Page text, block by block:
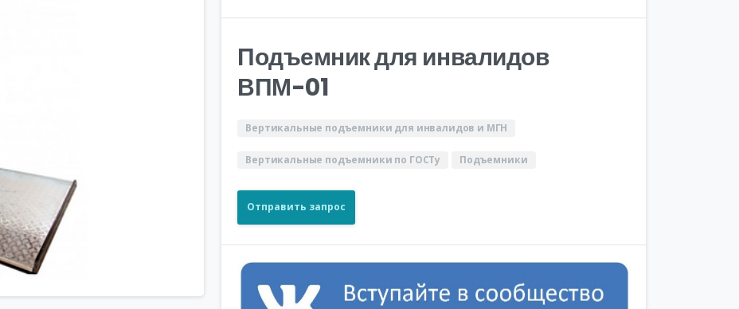
Подъемник для инвалидов
ВПМ-01
Вертикальные подъемники для инвалидов и МГН
Вертикальные подъемники по ГОСТу Подъемники
Отправить запрос